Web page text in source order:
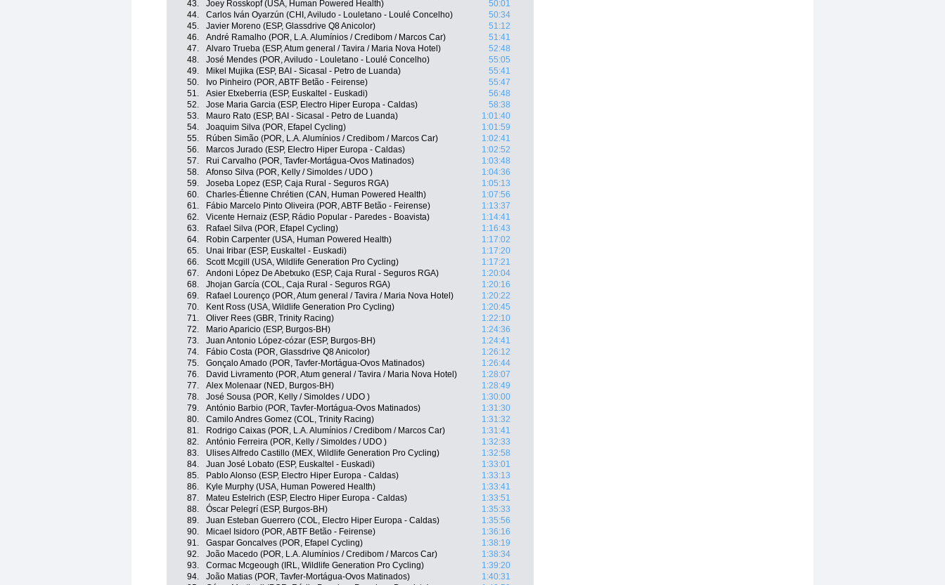
43.
Joey Rosskopf (USA, Human Powered Health)
50:01
44.
Carlos Iván Oyarzún (CHI, Aviludo - Louletano - Loulé Concelho)
50:34
45.
Javier Moreno (ESP, Glassdrive Q8 Anicolor)
51:12
46.
André Ramalho (POR, L.A. Alumínios / Credibom / Marcos Car)
51:41
47.
Alvaro Trueba (ESP, Atum general / Tavira / Maria Nova Hotel)
52:48
48.
José Mendes (POR, Aviludo - Louletano - Loulé Concelho)
55:05
49.
Mikel Mujika (ESP, BAI - Sicasal - Petro de Luanda)
55:41
50.
Ivo Pinheiro (POR, ABTF Betão - Feirense)
55:47
51.
Asier Etxeberria (ESP, Euskaltel - Euskadi)
56:48
52.
Jose Maria Garcia (ESP, Electro Hiper Europa - Caldas)
58:38
53.
Mauro Rato (ESP, BAI - Sicasal - Petro de Luanda)
1:01:40
54.
Joaquim Silva (POR, Efapel Cycling)
1:01:59
55.
Rúben Simão (POR, L.A. Alumínios / Credibom / Marcos Car)
1:02:41
56.
Marcos Jurado (ESP, Electro Hiper Europa - Caldas)
1:02:52
57.
Rui Carvalho (POR, Tavfer-Mortágua-Ovos Matinados)
1:03:48
58.
Afonso Silva (POR, Kelly / Simoldes / UDO )
1:04:36
59.
Joseba Lopez (ESP, Caja Rural - Seguros RGA)
1:05:13
60.
Charles-Étienne Chrétien (CAN, Human Powered Health)
1:07:56
61.
Fábio Marcelo Pinto Oliveira (POR, ABTF Betão - Feirense)
1:13:37
62.
Vicente Hernaiz (ESP, Rádio Popular - Paredes - Boavista)
1:14:41
63.
Rafael Silva (POR, Efapel Cycling)
1:16:43
64.
Robin Carpenter (USA, Human Powered Health)
1:17:02
65.
Unai Iribar (ESP, Euskaltel - Euskadi)
1:17:20
66.
Scott Mcgill (USA, Wildlife Generation Pro Cycling)
1:17:21
67.
Andoni López De Abetxuko (ESP, Caja Rural - Seguros RGA)
1:20:04
68.
Jhojan García (COL, Caja Rural - Seguros RGA)
1:20:16
69.
Rafael Lourenço (POR, Atum general / Tavira / Maria Nova Hotel)
1:20:22
70.
Kent Ross (USA, Wildlife Generation Pro Cycling)
1:20:45
71.
Oliver Rees (GBR, Trinity Racing)
1:22:10
72.
Mario Aparicio (ESP, Burgos-BH)
1:24:36
73.
Juan Antonio López-cózar (ESP, Burgos-BH)
1:24:41
74.
Fábio Costa (POR, Glassdrive Q8 Anicolor)
1:26:12
75.
Gonçalo Amado (POR, Tavfer-Mortágua-Ovos Matinados)
1:26:44
76.
David Livramento (POR, Atum general / Tavira / Maria Nova Hotel)
1:28:07
77.
Alex Molenaar (NED, Burgos-BH)
1:28:49
78.
José Sousa (POR, Kelly / Simoldes / UDO )
1:30:00
79.
António Barbio (POR, Tavfer-Mortágua-Ovos Matinados)
1:31:30
80.
Camilo Andres Gomez (COL, Trinity Racing)
1:31:32
81.
Rodrigo Caixas (POR, L.A. Alumínios / Credibom / Marcos Car)
1:31:41
82.
António Ferreira (POR, Kelly / Simoldes / UDO )
1:32:33
83.
Ulises Alfredo Castillo (MEX, Wildlife Generation Pro Cycling)
1:32:58
84.
Juan José Lobato (ESP, Euskaltel - Euskadi)
1:33:01
85.
Pablo Alonso (ESP, Electro Hiper Europa - Caldas)
1:33:13
86.
Kyle Murphy (USA, Human Powered Health)
1:33:41
87.
Mateu Estelrich (ESP, Electro Hiper Europa - Caldas)
1:33:51
88.
Óscar Pelegrí (ESP, Burgos-BH)
1:35:33
89.
Juan Esteban Guerrero (COL, Electro Hiper Europa - Caldas)
1:35:56
90.
Micael Isidoro (POR, ABTF Betão - Feirense)
1:36:16
91.
Gaspar Goncalves (POR, Efapel Cycling)
1:38:19
92.
João Macedo (POR, L.A. Alumínios / Credibom / Marcos Car)
1:38:34
93.
Cormac Mcgeough (IRL, Wildlife Generation Pro Cycling)
1:39:20
94.
João Matias (POR, Tavfer-Mortágua-Ovos Matinados)
1:40:31